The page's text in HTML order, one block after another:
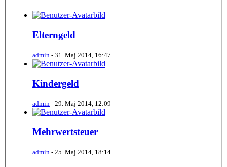
Elterngeld
admin - 31. Maj 2014, 16:47
Kindergeld
admin - 29. Maj 2014, 12:09
Mehrwertsteuer
admin - 25. Maj 2014, 18:14